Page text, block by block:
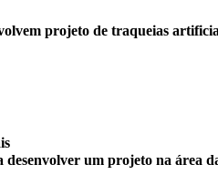
projeto de traqueias
um projeto na área